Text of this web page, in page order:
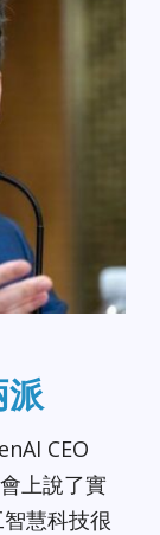
派
CEO
上說了實
慧科技很